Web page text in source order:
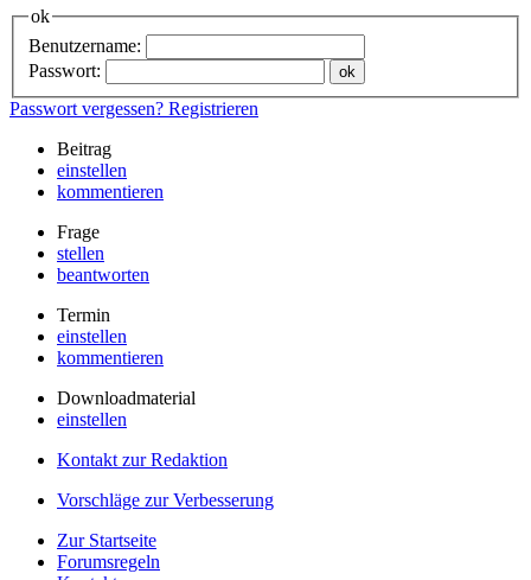
ok
Benutzername:
Passwort:
Passwort vergessen? Registrieren
Beitrag
einstellen
kommentieren
Frage
stellen
beantworten
Termin
einstellen
kommentieren
Downloadmaterial
einstellen
Kontakt zur Redaktion
Vorschläge zur Verbesserung
Zur Startseite
Forumsregeln